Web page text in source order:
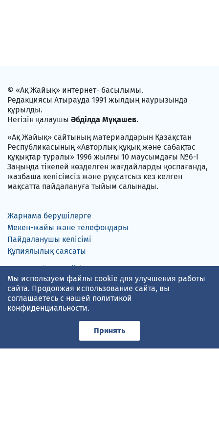
© «Ақ Жайық» интернет- басылымы.
Редакциясы Атырауда 1991 жылдың наурызында
құрылды.
Негізін қалаушы Әбділда Мұқашев.
«Ақ Жайық» сайтының материалдарын Қазақстан
Республикасының «Авторлық құқық және сабақтас
құқықтар туралы» 1996 жылғы 10 маусымдағы №6-I
Заңында тікелей көзделген жағдайларды қоспағанда,
жазбаша келісімсіз және рұқсатсыз кез келген
мақсатта пайдалануға тыйым салынады.
Жарнама берушілерге
Мекен-жайы және телефондары
Пайдаланушы келісімі
Құпиялылық саясаты
Русский
English
gismeteo.kzмәліметіне сүйенген ауа-райы болжамы
Төлем карталарын қабылдаймыз
Мы используем файлы cookie для улучшения работы
сайта. Продолжая использование сайта, вы
соглашаетесь с нашей политикой
конфиденциальности.
Принять